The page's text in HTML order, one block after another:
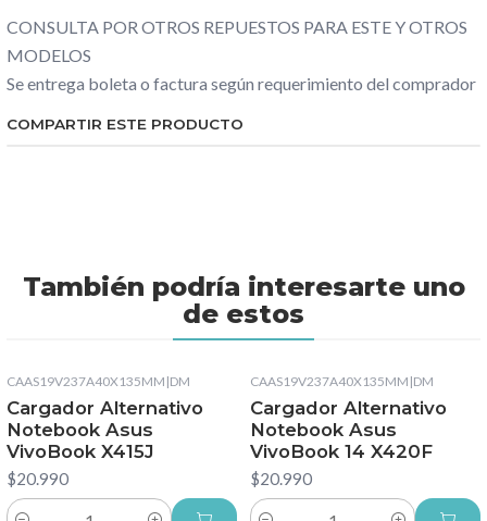
CONSULTA POR OTROS REPUESTOS PARA ESTE Y OTROS
MODELOS
Se entrega boleta o factura según requerimiento del comprador
COMPARTIR ESTE PRODUCTO
También podría interesarte uno
de estos
CAAS19V237A40X135MM |DM
Cargador Alternativo
Notebook Asus
VivoBook X415J
$20.990
CAAS19V237A40X135MM |DM
Cargador Alternativo
Notebook Asus
VivoBook 14 X420F
$20.990